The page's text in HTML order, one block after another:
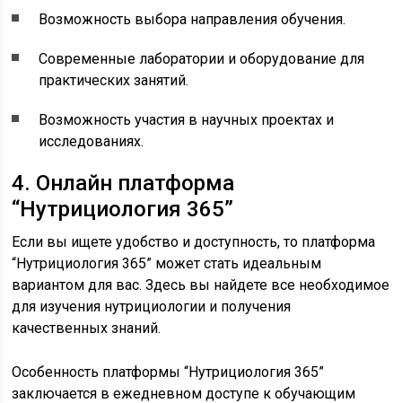
Возможность выбора направления обучения.
Современные лаборатории и оборудование для
практических занятий.
Возможность участия в научных проектах и
исследованиях.
4. Онлайн платформа
“Нутрициология 365”
Если вы ищете удобство и доступность, то платформа
“Нутрициология 365” может стать идеальным
вариантом для вас. Здесь вы найдете все необходимое
для изучения нутрициологии и получения
качественных знаний.
Особенность платформы “Нутрициология 365”
заключается в ежедневном доступе к обучающим